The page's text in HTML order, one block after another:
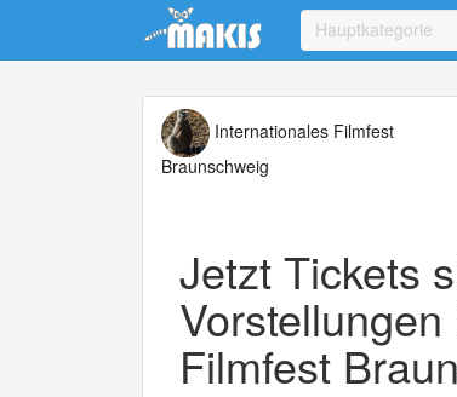
Update cookies preferences
Hauptkategorie
Internationales Filmfest
Braunschweig
Jetzt Tickets
Filmfest